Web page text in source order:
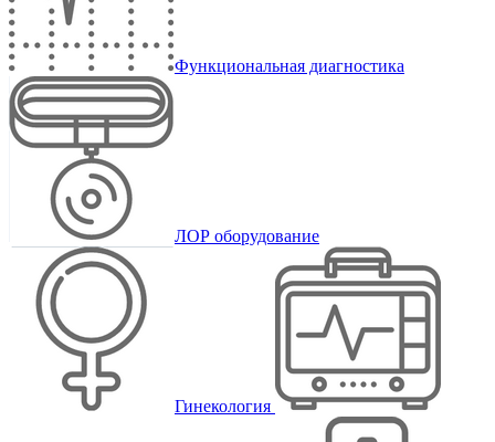
Функциональная диагностика
ЛОР оборудование
Гинекология